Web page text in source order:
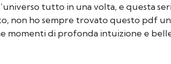
tutto in una volta, e questa
non ho sempre trovato questo pdf
momenti di profonda intuizione e